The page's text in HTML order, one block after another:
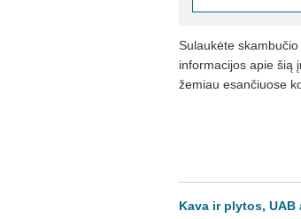
Sulaukėte
informacijos apie šią
žemiau esančiuose
Kava ir plytos, UAB